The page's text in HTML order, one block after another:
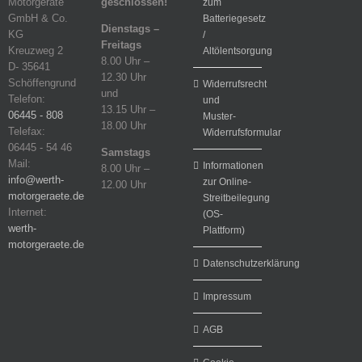
GmbH & Co.
KG
Kreuzweg 2
D- 35641
Schöffengrund
Telefon:
06445 - 808
Telefax:
06445 - 54 46
Mail:
info@werth-
motorgeraete.de
Internet:
werth-
motorgeraete.de
Dienstags –
Freitags
8.00 Uhr –
12.30 Uhr
und
13.15 Uhr –
18.00 Uhr
Samstags
8.00 Uhr –
12.00 Uhr
zum
Batteriegesetz
/
Altölentsorgung
Widerrufsrecht
und
Muster-
Widerrufsformular
Informationen
zur Online-
Streitbeilegung
(OS-
Plattform)
Datenschutzerklärung
Impressum
AGB